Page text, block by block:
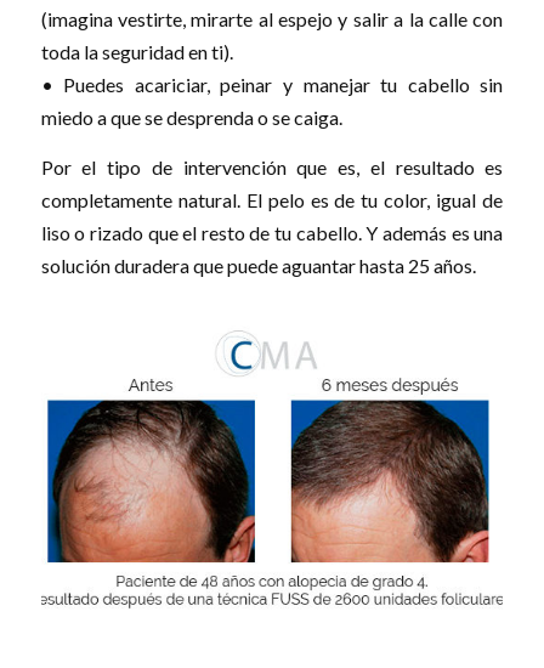
(imagina vestirte, mirarte al espejo y salir a la calle con
toda la seguridad en ti).
• Puedes acariciar, peinar y manejar tu cabello sin
miedo a que se desprenda o se caiga.
Por el tipo de intervención que es, el resultado es
completamente natural. El pelo es de tu color, igual de
liso o rizado que el resto de tu cabello. Y además es una
solución duradera que puede aguantar hasta 25 años.